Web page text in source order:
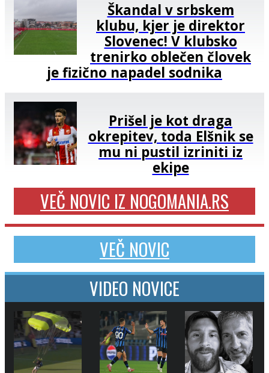
Škandal v srbskem
klubu, kjer je direktor
Slovenec! V klubsko
trenirko oblečen človek
je fizično napadel sodnika
Prišel je kot draga
okrepitev, toda Elšnik se
mu ni pustil izriniti iz
ekipe
VEČ NOVIC IZ NOGOMANIA.RS
VEČ NOVIC
VIDEO NOVICE